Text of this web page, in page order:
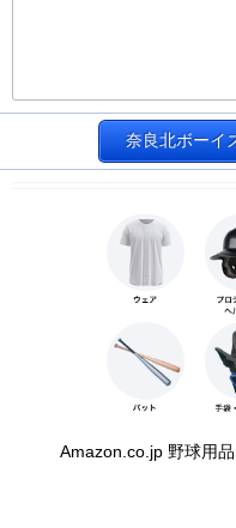
奈良北ボーイ
Amazon.co.jp 野球用品